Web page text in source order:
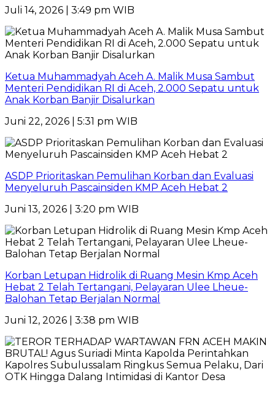
Juli 14, 2026 | 3:49 pm WIB
Ketua Muhammadyah Aceh A. Malik Musa Sambut
Menteri Pendidikan RI di Aceh, 2.000 Sepatu untuk
Anak Korban Banjir Disalurkan
Juni 22, 2026 | 5:31 pm WIB
ASDP Prioritaskan Pemulihan Korban dan Evaluasi
Menyeluruh Pascainsiden KMP Aceh Hebat 2
Juni 13, 2026 | 3:20 pm WIB
Korban Letupan Hidrolik di Ruang Mesin Kmp Aceh
Hebat 2 Telah Tertangani, Pelayaran Ulee Lheue-
Balohan Tetap Berjalan Normal
Juni 12, 2026 | 3:38 pm WIB